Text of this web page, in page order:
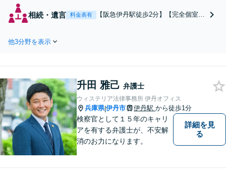
きます！地元伊丹に根付いた事
務所へ。不定慰謝料請求／面会
相続・遺言 料金表有
【阪急伊丹駅徒歩2分】【完全個室】
ます。【電話・メール相談初回無
ン可能】
他3分野を表示
升田 雅己 弁護士
ウィステリア法律事務所 伊丹オフィス
兵庫県|伊丹市 伊丹駅 から徒歩1分
検察官として１５年のキャリ
アを有する弁護士が、不安解
消のお力になります。
詳細を見
る